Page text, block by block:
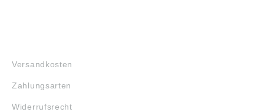
Versandkosten
Zahlungsarten
Widerrufsrecht